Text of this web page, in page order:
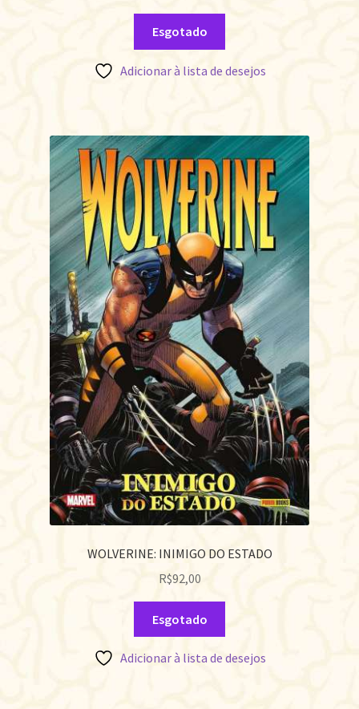
Esgotado
Adicionar à lista de desejos
WOLVERINE: INIMIGO DO ESTADO
R$92,00
Esgotado
Adicionar à lista de desejos